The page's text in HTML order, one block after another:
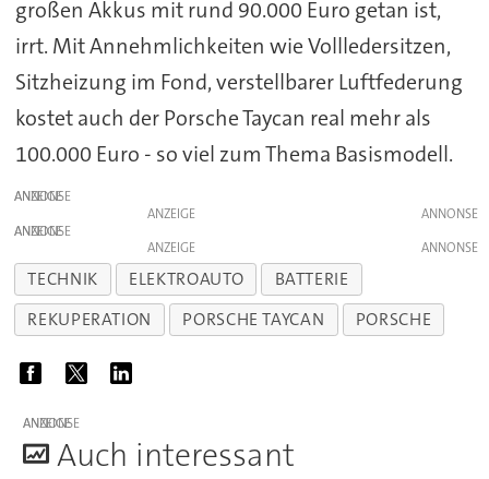
großen Akkus mit rund 90.000 Euro getan ist,
irrt. Mit Annehmlichkeiten wie Vollledersitzen,
Sitzheizung im Fond, verstellbarer Luftfederung
kostet auch der Porsche Taycan real mehr als
100.000 Euro - so viel zum Thema Basismodell.
ANZEIGE
ANZEIGE
ANZEIGE
ANZEIGE
TECHNIK ELEKTROAUTO
BATTERIE
REKUPERATION
PORSCHE TAYCAN PORSCHE
ANZEIGE
Auch interessant